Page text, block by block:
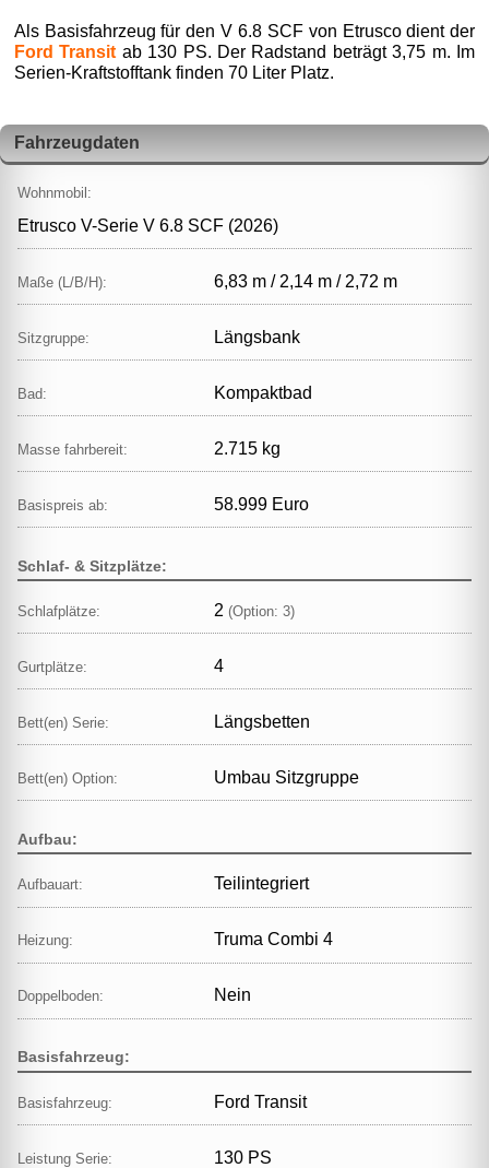
Als Basisfahrzeug für den V 6.8 SCF von Etrusco dient der
Ford Transit ab 130 PS. Der Radstand beträgt 3,75 m. Im
Serien-Kraftstofftank finden 70 Liter Platz.
Fahrzeugdaten
Wohnmobil:
Etrusco V-Serie V 6.8 SCF (2026)
Maße (L/B/H): 6,83 m / 2,14 m / 2,72 m
Sitzgruppe: Längsbank
Bad: Kompaktbad
Masse fahrbereit: 2.715 kg
Basispreis ab: 58.999 Euro
Schlaf- & Sitzplätze:
Schlafplätze: 2 (Option: 3)
Gurtplätze: 4
Bett(en) Serie: Längsbetten
Bett(en) Option: Umbau Sitzgruppe
Aufbau:
Aufbauart: Teilintegriert
Heizung: Truma Combi 4
Doppelboden: Nein
Basisfahrzeug:
Basisfahrzeug: Ford Transit
Leistung Serie: 130 PS